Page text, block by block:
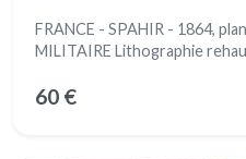
FRANCE - SPAHIR - 1864,
MILITAIRE Lithographie
60 €